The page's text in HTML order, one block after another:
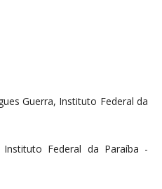
Guerra, Instituto Federal da
Federal da Paraíba -